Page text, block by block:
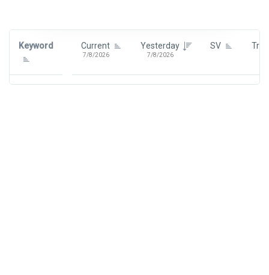
Keyword Current
7/8/2026
Yesterday
7/8/2026
SV